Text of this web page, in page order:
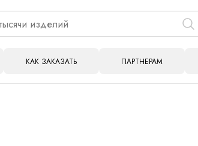
КАК ЗАКАЗАТЬ ПАРТНЕРАМ